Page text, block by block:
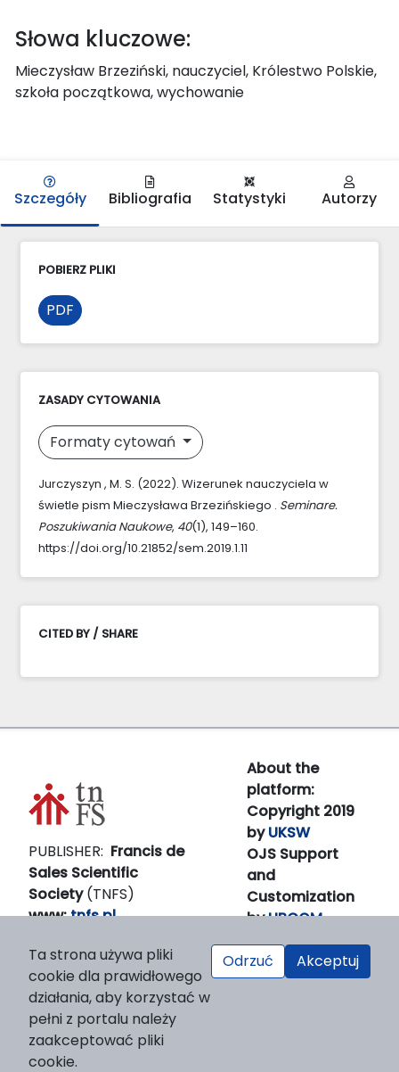
Słowa kluczowe:
Mieczysław Brzeziński, nauczyciel, Królestwo Polskie,
szkoła początkowa, wychowanie
Szczegóły Bibliografia Statystyki Autorzy
POBIERZ PLIKI
PDF
ZASADY CYTOWANIA
Formaty cytowań
Jurczyszyn , M. S. (2022). Wizerunek nauczyciela w
świetle pism Mieczysława Brzezińskiego . Seminare.
Poszukiwania Naukowe, 40(1), 149–160.
https://doi.org/10.21852/sem.2019.1.11
CITED BY / SHARE
PUBLISHER: Francis de
Sales Scientific
Society(TNFS)
www:tnfs.pl
mail:prezes(at)tnfs.pl
About the
platform:
Copyright 2019
byUKSW
OJS Support
and
Customization
byLIBCOM
Platform &
workfow
byOJS/PKP
Ta strona używa pliki
cookie dla prawidłowego
działania, aby korzystać w
pełni z portalu należy
zaakceptować pliki
cookie.
Odrzuć Akceptuj